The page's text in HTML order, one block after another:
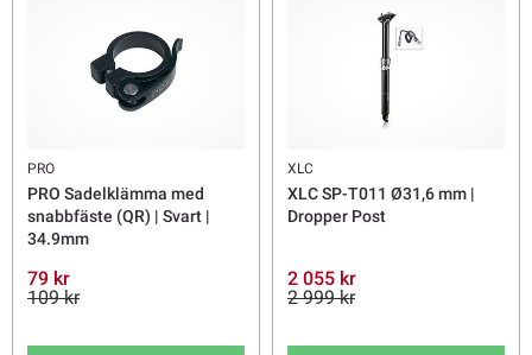
PRO
PRO Sadelklämma med
snabbfäste (QR) | Svart |
34.9mm
79 kr
109 kr
XLC
XLC SP-T011 Ø31,6 mm |
Dropper Post
2 055 kr
2 999 kr